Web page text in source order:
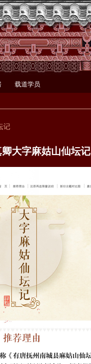
载道学员
记
大字麻姑山仙坛记